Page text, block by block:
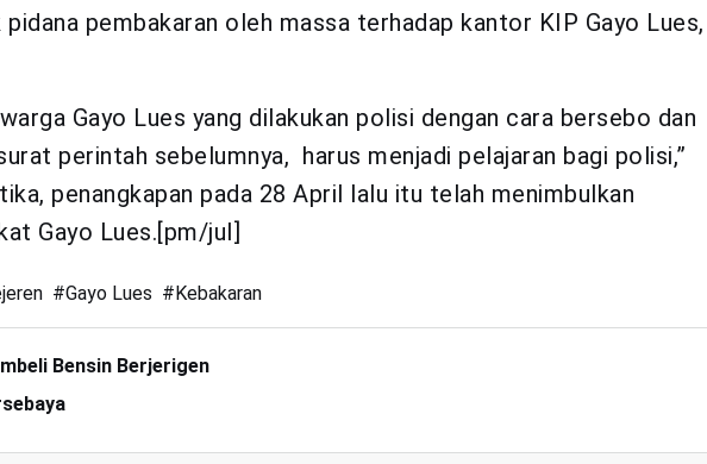
pembakaran oleh massa terhadap kantor KIP Gayo Lues,
Gayo Lues yang dilakukan polisi dengan cara bersebo dan
perintah sebelumnya, harus menjadi pelajaran bagi polisi,”
penangkapan pada 28 April lalu itu telah menimbulkan
Gayo Lues.[pm/jul]
#Gayo Lues #Kebakaran
Bensin Berjerigen